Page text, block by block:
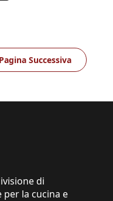
Pagina Successiva
di
per la cucina e